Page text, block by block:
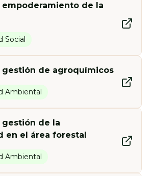
empoderamiento de la
Social
gestión de agroquímicos
Ambiental
gestión de la
en el área forestal
Ambiental